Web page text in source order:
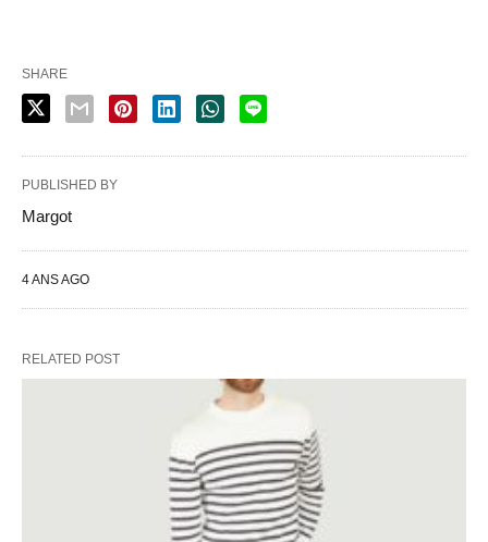
SHARE
PUBLISHED BY
Margot
4 ANS AGO
RELATED POST